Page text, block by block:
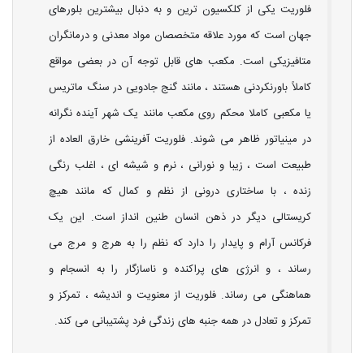
فلوریت یکی از کلکسیون ترین و به دنبال بیشترین بلورهای
جهان است که مورد علاقه متخصصان مواد معدنی و درمانگران
متافیزیکی است. مکعب های قابل توجه آن در بعضی مواقع
کاملاً باورنکردنی هستند ، مانند گنج جادویی در سنگ ماتریس
یا مکعبی کاملا محکم روی مکعب مانند یک شهر آینده نگرانه
در مینیاتور ظاهر می شوند. فلوریت آفرینشی خارق العاده از
طبیعت است ، زیبا و نورانی ، نرم و شیشه ای ، اغلب رنگی
زنده ، با ساختاری درونی از نظم و کمال که مانند هیچ
کریستالی دیگر در ذهن انسان طنین انداز است. این یک
فرکانس آرام و پایدار را دارد که نظم را به هرج و مرج می
رساند ، و انرژی های پراکنده و ناسازگار را به انسجام و
هماهنگی می رساند. فلوریت از معنویت و اندیشه ، تمرکز و
تمرکز و تعادل در همه جنبه های زندگی فرد پشتیبانی می کند.